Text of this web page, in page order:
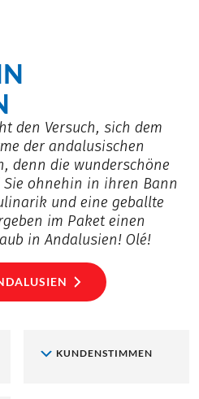
den Versuch, sich dem
der andalusischen
denn die wunderschöne
ohnehin in ihren Bann
und eine geballte
im Paket einen
in Andalusien! Olé!
KUNDENSTIMMEN